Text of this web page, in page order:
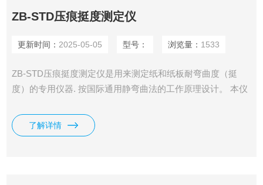
ZB-STD压痕挺度测定仪
更新时间： 2025-05-05 型号： 浏览量： 1533
ZB-STD压痕挺度测定仪是用来测定纸和纸板耐弯曲度（挺
度）的专用仪器. 按国际通用静弯曲法的工作原理设计。 本仪
由端，当试样到一定弯曲角时的抗力即为变曲挺度，其单位为
mN；或抗力与试验长度的积，单位为mN.m。
了解详情